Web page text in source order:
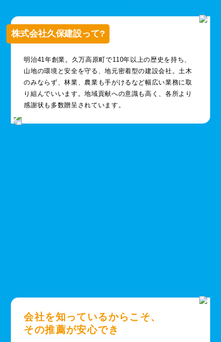
株式会社久保建設って?
明治41年創業。久万高原町で110年以上の歴史を持ち、
山地の環境と安全を守る、地元密着型の建設会社。土木
のみならず、林業、農業も手がけるなど幅広い業務に取
り組んでいいます。地域貢献への意識も高く、各所より
感謝状も多数贈呈されています。
会社を知っているからこそ、
その推薦が安心でき